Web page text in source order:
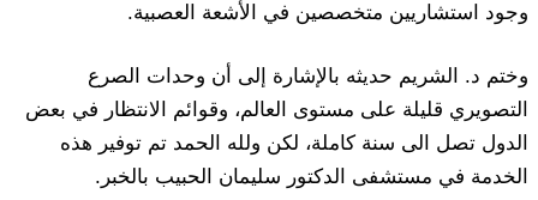
وجود استشاريين متخصصين في الأشعة العصبية.
وختم د. الشريم حديثه بالإشارة إلى أن وحدات الصرع
التصويري قليلة على مستوى العالم، وقوائم الانتظار في بعض
الدول تصل الى سنة كاملة، لكن ولله الحمد تم توفير هذه
الخدمة في مستشفى الدكتور سليمان الحبيب بالخبر.